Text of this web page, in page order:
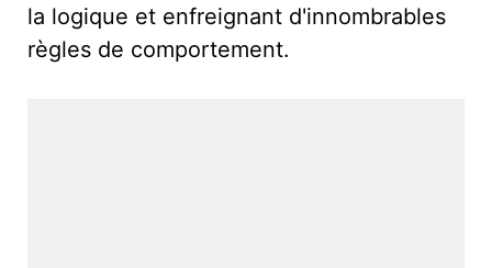
la logique et enfreignant d'innombrables
règles de comportement.